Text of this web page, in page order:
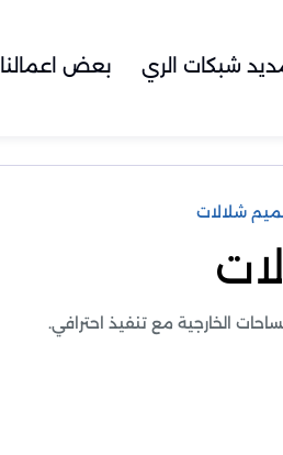
شبكات الري بعض اعمالنا
شلالات
الخارجية مع تنفيذ احترافي.